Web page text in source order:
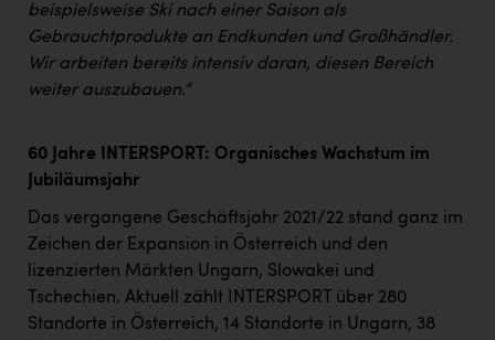
beispielsweise Ski nach einer Saison als
Gebrauchtprodukte an Endkunden und Großhändler.
Wir arbeiten bereits intensiv daran, diesen Bereich
weiter auszubauen.“
60 Jahre INTERSPORT: Organisches Wachstum im
Jubiläumsjahr
Das vergangene Geschäftsjahr 2021/22 stand ganz im
Zeichen der Expansion in Österreich und den
lizenzierten Märkten Ungarn, Slowakei und
Tschechien. Aktuell zählt INTERSPORT über 280
Standorte in Österreich, 14 Standorte in Ungarn, 38